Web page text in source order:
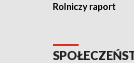
Rolniczy raport